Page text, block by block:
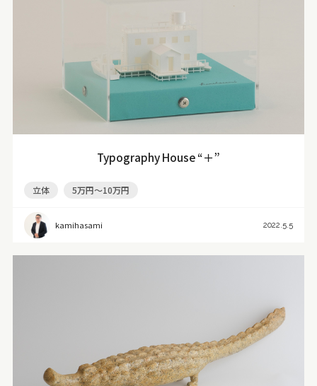
Typography House “＋”
立体 5万円～10万円
kamihasami 2022.5.5